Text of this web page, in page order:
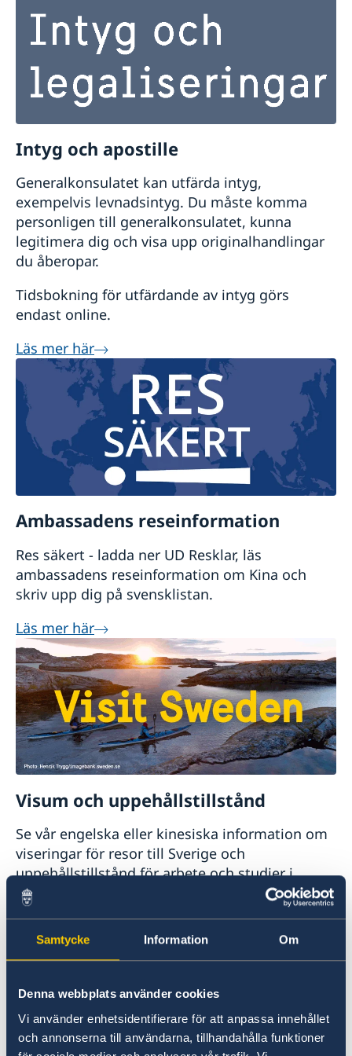
Samtycke Information Om
Denna webbplats använder cookies
Vi använder enhetsidentifierare för att anpassa innehållet
och annonserna till användarna, tillhandahålla funktioner
Intyg och apostille
Generalkonsulatet kan utfärda intyg,
exempelvis levnadsintyg. Du måste komma
personligen till generalkonsulatet, kunna
legitimera dig och visa upp originalhandlingar
du åberopar.
Tidsbokning för utfärdande av intyg görs
endast online.
Läs mer här
Ambassadens reseinformation
Res säkert - ladda ner UD Resklar, läs
ambassadens reseinformation om Kina och
skriv upp dig på svensklistan.
Läs mer här
Visum och uppehållstillstånd
Se vår engelska eller kinesiska information om
viseringar för resor till Sverige och
uppehållstillstånd för arbete och studier i
Sverige.
Läs mer här